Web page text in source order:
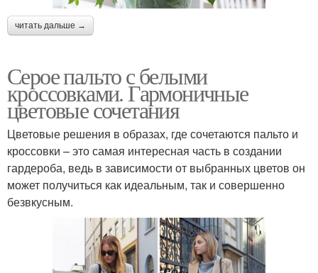
читать дальше →
Серое пальто с белыми
кроссовками. Гармоничные
цветовые сочетания
Цветовые решения в образах, где сочетаются пальто и
кроссовки – это самая интересная часть в создании
гардероба, ведь в зависимости от выбранных цветов он
может получиться как идеальным, так и совершенно
безвкусным.